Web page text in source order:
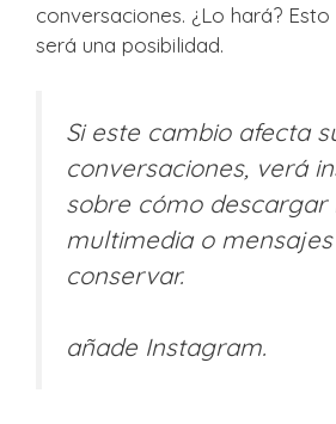
conversaciones. ¿Lo hará?
será una posibilidad.
Si este cambio afecta
conversaciones, verá
sobre cómo descargar
multimedia o
conservar.
añade Instagram.